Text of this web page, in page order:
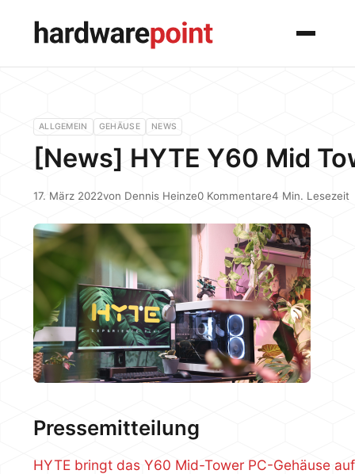
Menü
ALLGEMEIN GEHÄUSE NEWS
[News] HYTE Y60 Mid
17. März 2022von Dennis Heinze0 Kommentare4 Min. Lesezeit
Pressemitteilung
HYTE bringt das Y60 Mid-Tower PC-Gehäuse